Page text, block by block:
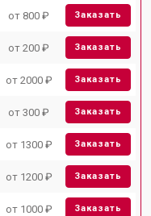
от 800 ₽ Заказать
от 200 ₽ Заказать
от 2000 ₽ Заказать
от 300 ₽ Заказать
от 1300 ₽ Заказать
от 1200 ₽ Заказать
от 1000 ₽ Заказать